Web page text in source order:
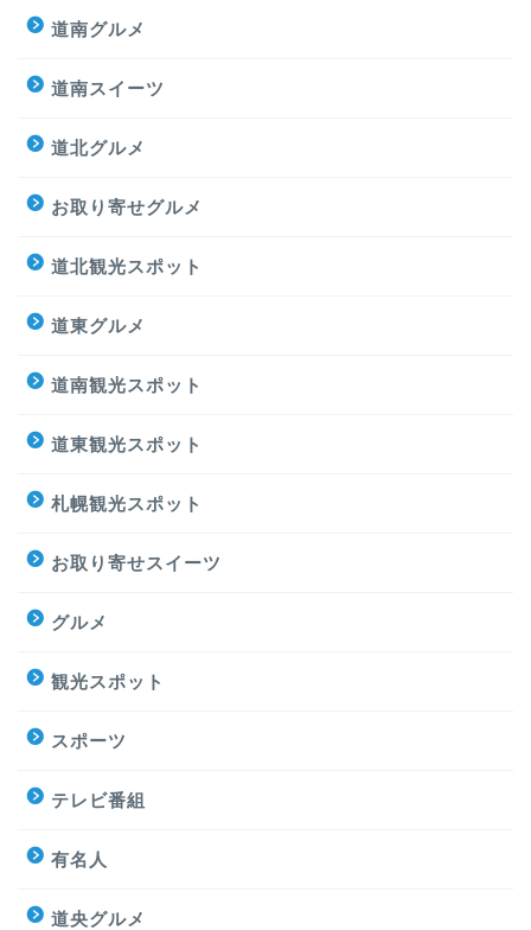
道南グルメ
道南スイーツ
道北グルメ
お取り寄せグルメ
道北観光スポット
道東グルメ
道南観光スポット
道東観光スポット
札幌観光スポット
お取り寄せスイーツ
グルメ
観光スポット
スポーツ
テレビ番組
有名人
道央グルメ